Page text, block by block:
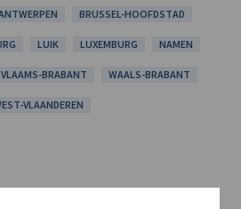
BRUSSEL-HOOFDSTAD
LUIK LUXEMBURG NAMEN
VLAAMS-BRABANT WAALS-BRABANT
VLAANDEREN